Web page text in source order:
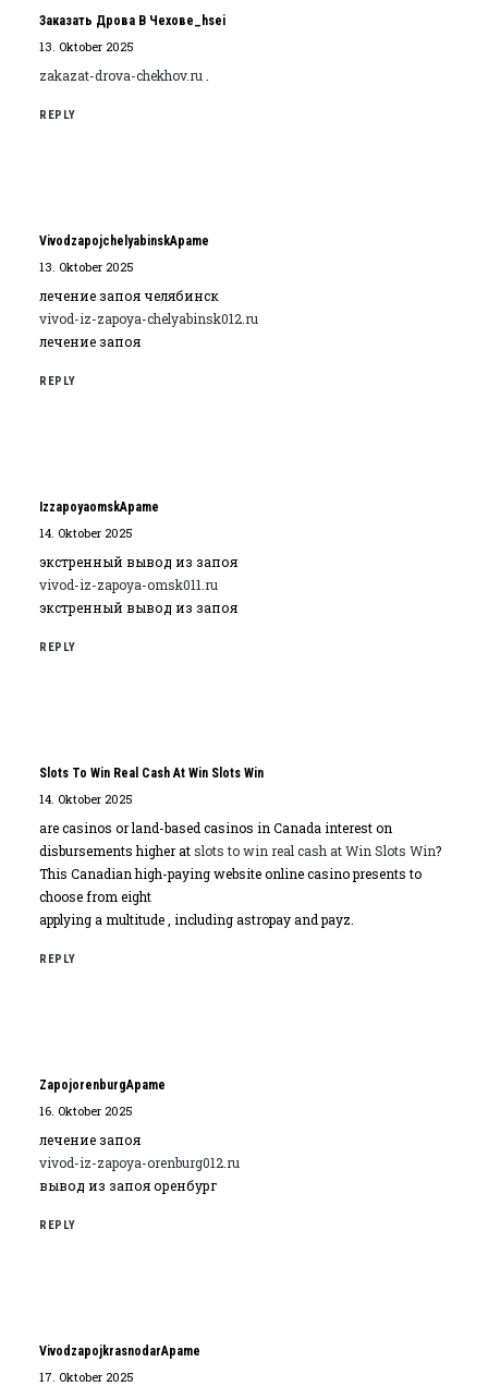
Заказать Дрова В Чехове_hsei
13. Oktober 2025
zakazat-drova-chekhov.ru
REPLY
VivodzapojchelyabinskApame
13. Oktober 2025
лечение запоя челябинск
vivod-iz-zapoya-chelyabinsk012.ru
лечение запоя
REPLY
IzzapoyaomskApame
14. Oktober 2025
экстренный вывод из запоя
vivod-iz-zapoya-omsk011.ru
экстренный вывод из запоя
REPLY
Slots To Win Real Cash At Win Slots Win
14. Oktober 2025
are casinos or land-based casinos in Canada interest on
disbursements higher atslots to win real cash at Win Slots Win?
This Canadian high-paying website online casino presents to
choose from eight
applying a multitude , including astropay and payz.
REPLY
ZapojorenburgApame
16. Oktober 2025
лечение запоя
vivod-iz-zapoya-orenburg012.ru
вывод из запоя оренбург
REPLY
VivodzapojkrasnodarApame
17. Oktober 2025